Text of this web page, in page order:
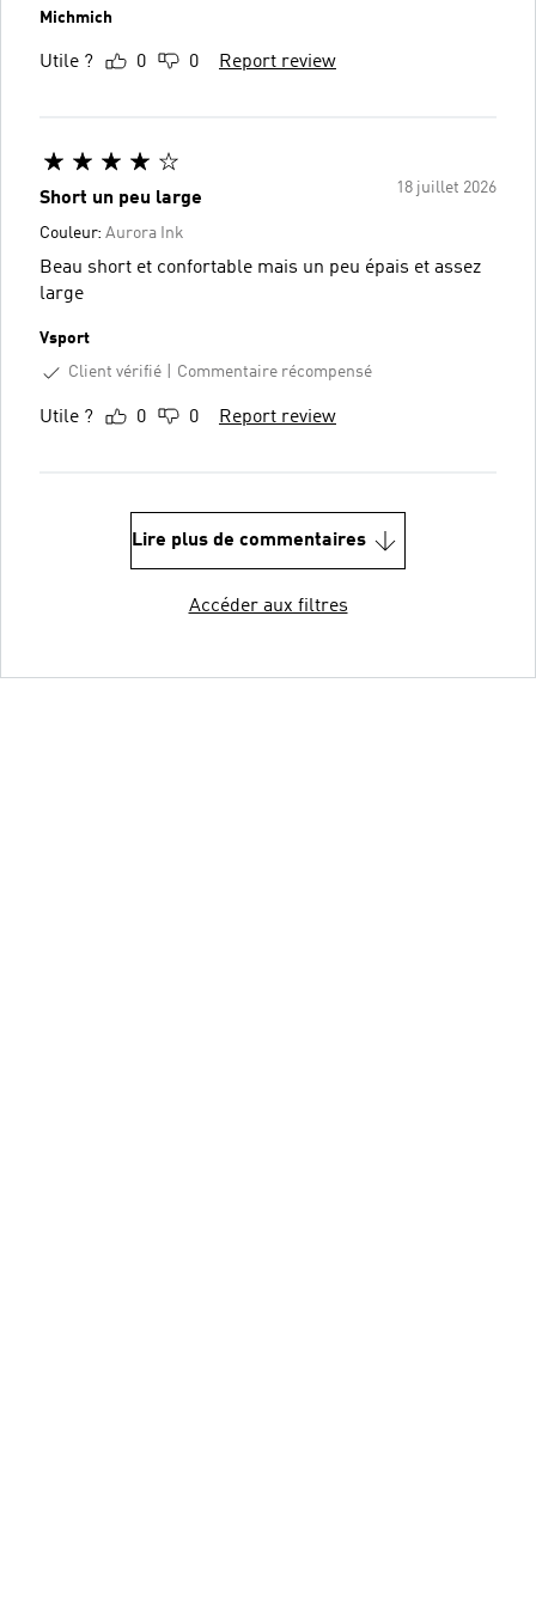
Michmich
Utile ? 0 0 Report review
18 juillet 2026
Short un peu large
Couleur: Aurora Ink
Beau short et confortable mais un peu épais et assez
large
Vsport
Client vérifié
Commentaire récompensé
Utile ? 0 0 Report review
Lire plus de commentaires
Accéder aux filtres